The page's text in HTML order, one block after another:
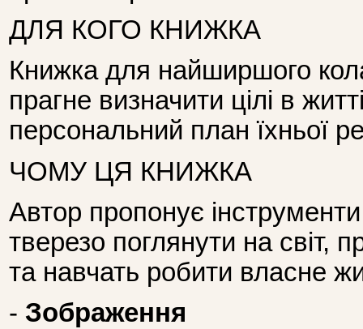
ДЛЯ КОГО КНИЖКА
Книжка для найширшого
прагне визначити цілі в
персональний план їхньої
ЧОМУ ЦЯ КНИЖКА
Автор пропонує
тверезо поглянути на світ,
та навчать робити власне
- Зображення